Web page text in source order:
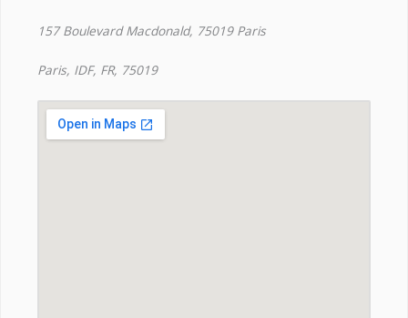
157 Boulevard Macdonald, 75019 Paris
Paris, IDF, FR, 75019